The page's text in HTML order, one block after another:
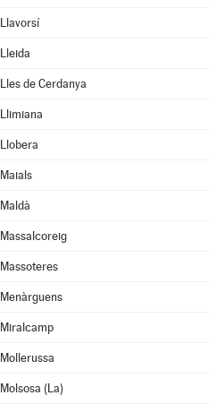
Llavorsí
Lleida
Lles de Cerdanya
Llimiana
Llobera
Maials
Maldà
Massalcoreig
Massoteres
Menàrguens
Miralcamp
Mollerussa
Molsosa (La)